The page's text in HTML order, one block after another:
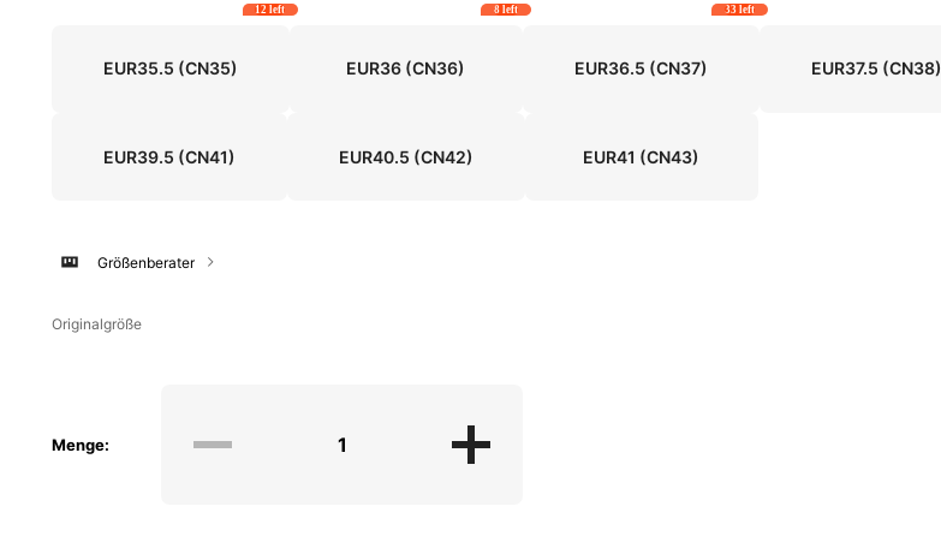
EUR35.5 (CN35)
12 left
EUR36 (CN36)
8 left
EUR36.5 (CN37)
33 left
EUR37.5 (CN38)
EUR39.5 (CN41) EUR40.5 (CN42) EUR41 (CN43)
Größenberater
Originalgröße
Menge: